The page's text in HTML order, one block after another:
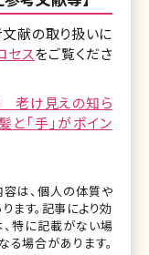
献の取り扱いに
セスをご覧くださ
老け見えの知ら
「手」がポイン
は、個人の体質や
ます。記事により効
特に記載がない場
る場合があります。